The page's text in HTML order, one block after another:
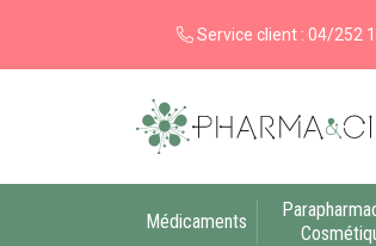
Service client : 04/252
Pharma&cie - Pharmacie
Médicaments